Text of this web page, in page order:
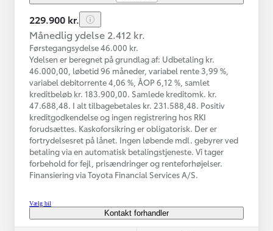
229.900 kr.
Månedlig ydelse 2.412 kr.
Førstegangsydelse 46.000 kr.
Ydelsen er beregnet på grundlag af: Udbetaling kr.
46.000,00, løbetid 96 måneder, variabel rente 3,99 %,
variabel debitorrente 4,06 %, ÅOP 6,12 %, samlet
kreditbeløb kr. 183.900,00. Samlede kreditomk. kr.
47.688,48. I alt tilbagebetales kr. 231.588,48. Positiv
kreditgodkendelse og ingen registrering hos RKI
forudsættes. Kaskoforsikring er obligatorisk. Der er
fortrydelsesret på lånet. Ingen løbende mdl. gebyrer ved
betaling via en automatisk betalingstjeneste. Vi tager
forbehold for fejl, prisændringer og renteforhøjelser.
Finansiering via Toyota Financial Services A/S.
Vælg bil
Kontakt forhandler